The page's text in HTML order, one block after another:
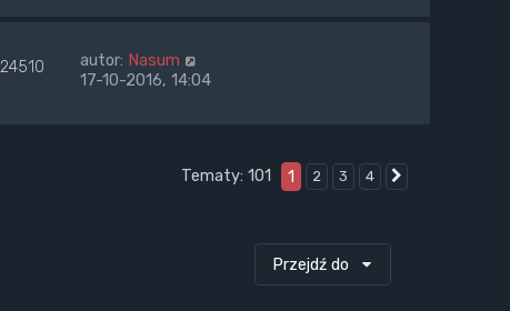
24510 autor: Nasum
17-10-2016, 14:04
Tematy: 101 1 2 3 4
Przejdź do